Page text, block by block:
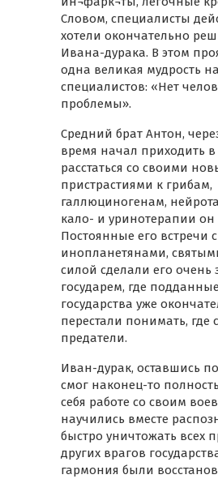
Словом, специалисты
хотели окончательно
Ивана-дурака. В этом
одна великая мудрость
специалистов: «Нет
проблемы».
Средний брат Антон,
время начал приходить в
расстаться со своими
пристрастиями к грибам,
галлюциногенам,
кало- и уринотерапии он
Постоянные его встречи с
инопланетянами,
силой сделали его очень
государем, где
государства уже
перестали понимать, где
предатели.
Иван-дурак, оставшись
смог наконец-то
себя работе со своим
научились вместе
быстро уничтожать всех
других врагов
гармония были